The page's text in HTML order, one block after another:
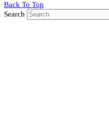
Back To Top
Search